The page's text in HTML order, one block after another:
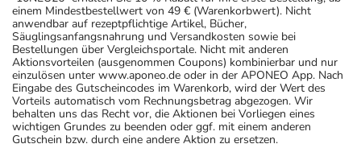
einem Mindestbestellwert von 49 € (Warenkorbwert). Nicht
anwendbar auf rezeptpflichtige Artikel, Bücher,
Säuglingsanfangsnahrung und Versandkosten sowie bei
Bestellungen über Vergleichsportale. Nicht mit anderen
Aktionsvorteilen (ausgenommen Coupons) kombinierbar und nur
einzulösen unter www.aponeo.de oder in der APONEO App. Nach
Eingabe des Gutscheincodes im Warenkorb, wird der Wert des
Vorteils automatisch vom Rechnungsbetrag abgezogen. Wir
behalten uns das Recht vor, die Aktionen bei Vorliegen eines
wichtigen Grundes zu beenden oder ggf. mit einem anderen
Gutschein bzw. durch eine andere Aktion zu ersetzen.